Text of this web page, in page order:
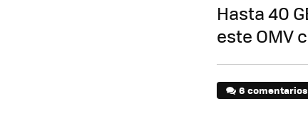
Hasta 40
este OMV
6 comentarios